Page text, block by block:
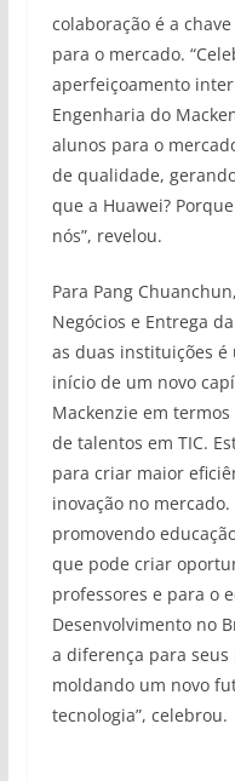
colaboração é a
para o mercado.
aperfeiçoamento
Engenharia do
alunos para o
de qualidade,
que a Huawei?
nós”, revelou.
Para Pang
Negócios e Entrega
as duas instituições é
início de um novo
Mackenzie em
de talentos em TIC.
para criar maior
inovação no
promovendo
que pode criar
professores e para o
Desenvolvimento no
a diferença para seus
moldando um novo
tecnologia”, celebrou.